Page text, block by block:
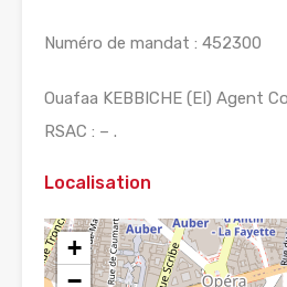
Numéro de mandat : 452300
Ouafaa KEBBICHE (EI) Agent
RSAC : – .
Localisation
+
−